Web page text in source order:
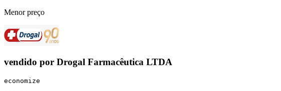
Menor preço
vendido por Drogal Farmacêutica LTDA
economize